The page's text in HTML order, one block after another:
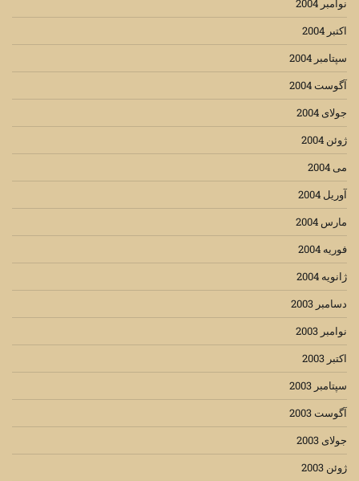
نوامبر 2004
اکتبر 2004
سپتامبر 2004
آگوست 2004
جولای 2004
ژوئن 2004
می 2004
آوریل 2004
مارس 2004
فوریه 2004
ژانویه 2004
دسامبر 2003
نوامبر 2003
اکتبر 2003
سپتامبر 2003
آگوست 2003
جولای 2003
ژوئن 2003